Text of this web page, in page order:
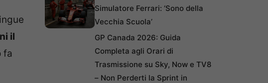
il
fa
Simulatore Ferrari: ‘Sono della
Vecchia Scuola’
GP Canada 2026: Guida
Completa agli Orari di
Trasmissione su Sky, Now e TV8
– Non Perderti la Sprint in